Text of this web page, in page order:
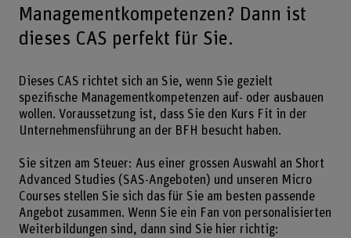
Managementkompetenzen? Dann ist
dieses CAS perfekt für Sie.
Dieses CAS richtet sich an Sie, wenn Sie gezielt
spezifische Managementkompetenzen auf- oder ausbauen
wollen. Voraussetzung ist, dass Sie den Kurs Fit in der
Unternehmensführung an der BFH besucht haben.
Sie sitzen am Steuer: Aus einer grossen Auswahl an Short
Advanced Studies (SAS-Angeboten) und unseren Micro
Courses stellen Sie sich das für Sie am besten passende
Angebot zusammen. Wenn Sie ein Fan von personalisierten
Weiterbildungen sind, dann sind Sie hier richtig: